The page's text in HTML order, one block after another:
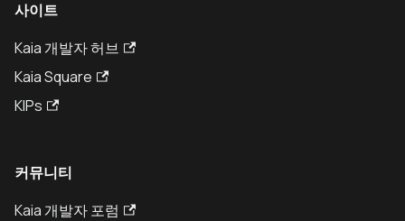
사이트
Kaia 개발자 허브
Kaia Square
KIPs
커뮤니티
Kaia 개발자 포럼